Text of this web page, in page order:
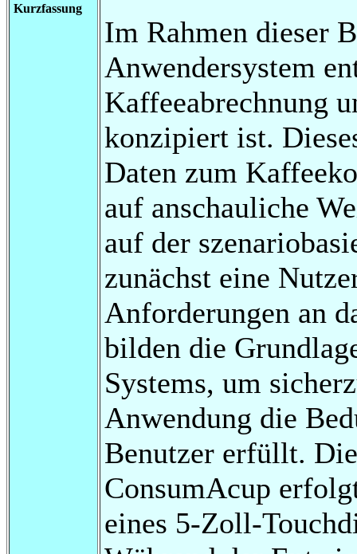
Kurzfassung
Im Rahmen dieser
Anwendersystem
Kaffeeabrechnung
konzipiert ist.
Daten zum
auf anschauliche
auf der
zunächst eine
Anforderungen an
bilden die
Systems, um
Anwendung die
Benutzer erfüllt.
ConsumAcup
eines 5-Zoll-